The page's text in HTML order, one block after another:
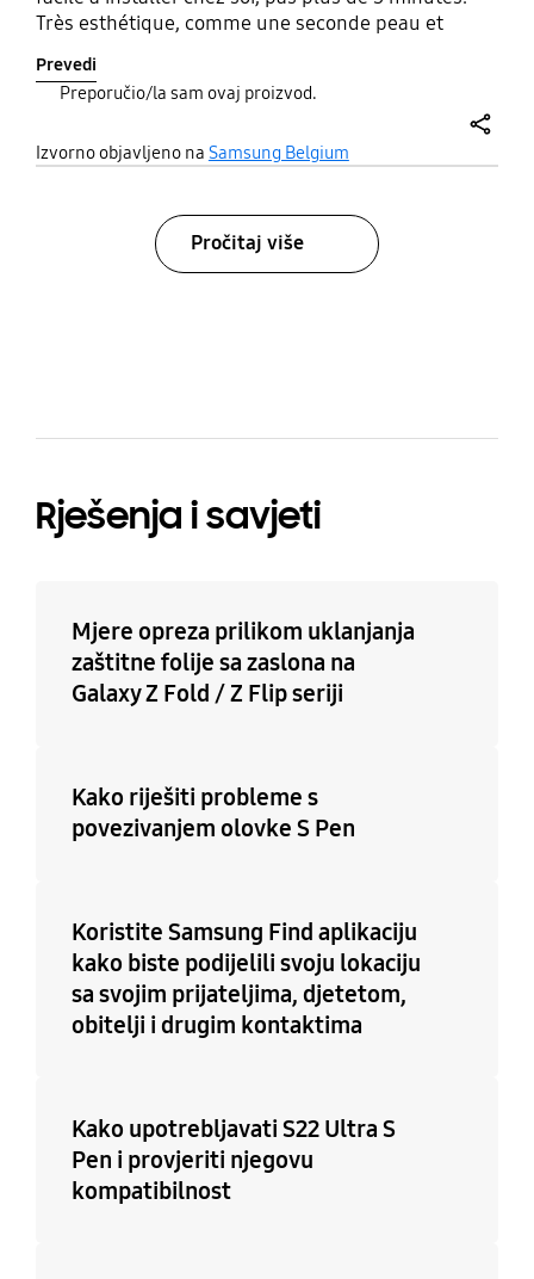
Très esthétique, comme une seconde peau et
Prevedi
Preporučio/la sam ovaj proizvod.
Izvorno objavljeno na Samsung Belgium
Pročitaj više
Rješenja i savjeti
Mjere opreza prilikom uklanjanja
zaštitne folije sa zaslona na
Galaxy Z Fold / Z Flip seriji
Kako riješiti probleme s
povezivanjem olovke S Pen
Koristite Samsung Find aplikaciju
kako biste podijelili svoju lokaciju
sa svojim prijateljima, djetetom,
obitelji i drugim kontaktima
Kako upotrebljavati S22 Ultra S
Pen i provjeriti njegovu
kompatibilnost